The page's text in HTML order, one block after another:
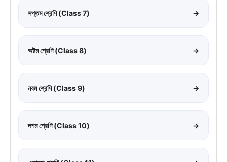
সপ্তম শ্রেণি (Class 7) →
অষ্টম শ্রেণি (Class 8) →
নবম শ্রেণি (Class 9) →
দশম শ্রেণি (Class 10) →